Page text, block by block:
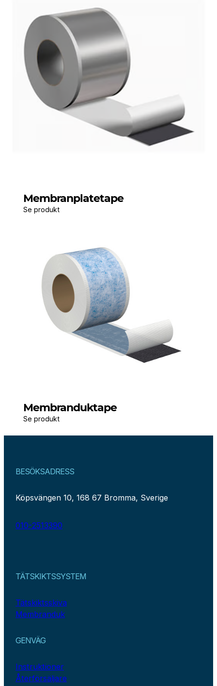
Membranplatetape
Se produkt
Membranduktape
Se produkt
BESÖKSADRESS
Köpsvängen 10, 168 67 Bromma, Sverige
010-2513390
TÄTSKIKTSSYSTEM
Tätskiktsskiva
Membranduk
GENVÄG
Instruktioner
Återförsäljare